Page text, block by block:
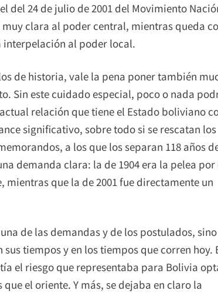
del 24 de julio de 2001 del Movimiento
clara al poder central, mientras queda
interpelación al poder local.
de historia, vale la pena poner también
Sin este cuidado especial, poco o nada
relación que tiene el Estado boliviano
significativo, sobre todo si se rescatan los
a los que los separan 118 años
demanda clara: la de 1904 era la pelea por
que la de 2001 fue directamente un
de las demandas y de los postulados, sino
tiempos y en los tiempos que corren hoy.
el riesgo que representaba para Bolivia
el oriente. Y más, se dejaba en claro la